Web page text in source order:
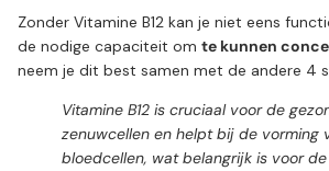
Zonder Vitamine B12 kan je niet eens
de nodige capaciteit om te kunnen
neem je dit best samen met de andere 4
Vitamine B12 is cruciaal voor de
zenuwcellen en helpt bij de vorming
bloedcellen, wat belangrijk is voor de